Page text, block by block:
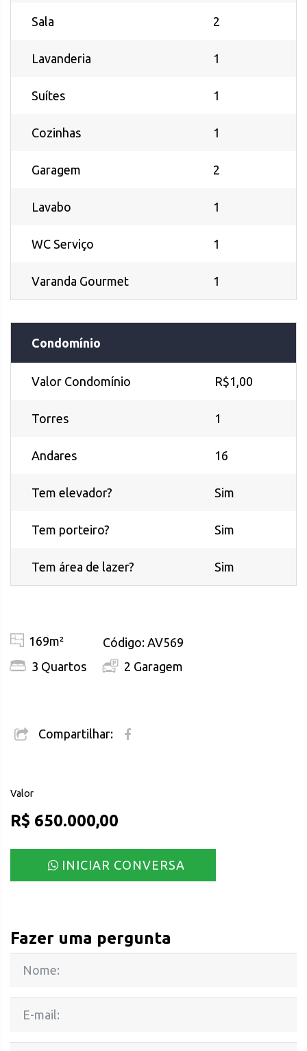
Sala 2
Lavanderia 1
Suítes 1
Cozinhas 1
Garagem 2
Lavabo 1
WC Serviço 1
Varanda Gourmet 1
Condomínio
Valor Condomínio R$1,00
Torres 1
Andares 16
Tem elevador? Sim
Tem porteiro? Sim
Tem área de lazer? Sim
169m²
3 Quartos
Código: AV569
2 Garagem
Compartilhar:
Valor
R$ 650.000,00
INICIAR CONVERSA
Fazer uma pergunta